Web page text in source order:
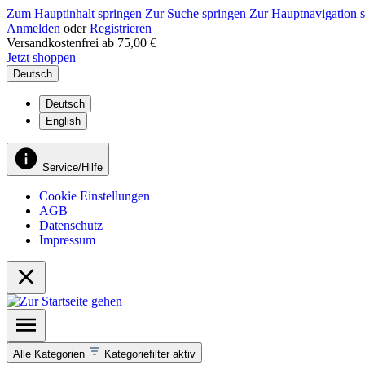
Zum Hauptinhalt springen Zur Suche springen Zur Hauptnavigation
Anmelden oder Registrieren
Versandkostenfrei ab 75,00 €
Jetzt shoppen
Deutsch
Deutsch
English
Service/Hilfe
Cookie Einstellungen
AGB
Datenschutz
Impressum
Alle Kategorien Kategoriefilter aktiv